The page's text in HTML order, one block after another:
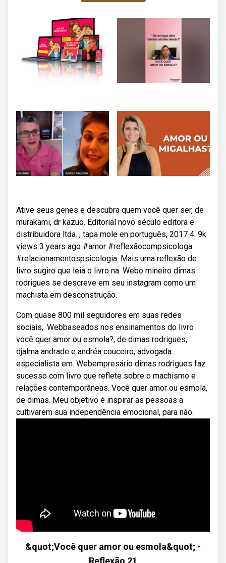
Ative seus genes e descubra quem você quer ser, de
murakami, dr kazuo. Editorial novo século editora e
distribuidora ltda. , tapa mole en português, 2017 4. 9k
views 3 years ago #amor #reflexãocompsicologa
#relacionamentospsicologia. Mais uma reflexão de
livro sugiro que leia o livro na. Webo mineiro dimas
rodrigues se descreve em seu instagram como um
machista em desconstrução.
Com quase 800 mil seguidores em suas redes
sociais,. Webbaseados nos ensinamentos do livro
você quer amor ou esmola?, de dimas rodrigues,
djalma andrade e andréa couceiro, advogada
especialista em. Webempresário dimas rodrigues faz
sucesso com livro que reflete sobre o machismo e
relações contemporâneas. Você quer amor ou esmola,
de dimas. Meu objetivo é inspirar as pessoas a
cultivarem sua independência emocional, para não.
&quot;Você quer amor ou esmola&quot; -
Reflexão 21